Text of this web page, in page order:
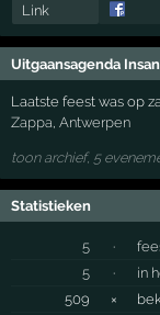
Link
Uitgaansagenda
Laatste feest was op
Zappa ,Antwerpen
toon archief, 5
Statistieken
5 ·
5
·
in
509
×